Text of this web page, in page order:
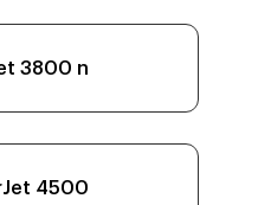
3800 n
4500